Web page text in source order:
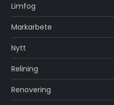
Limfog
Markarbete
Nytt
Relining
Renovering